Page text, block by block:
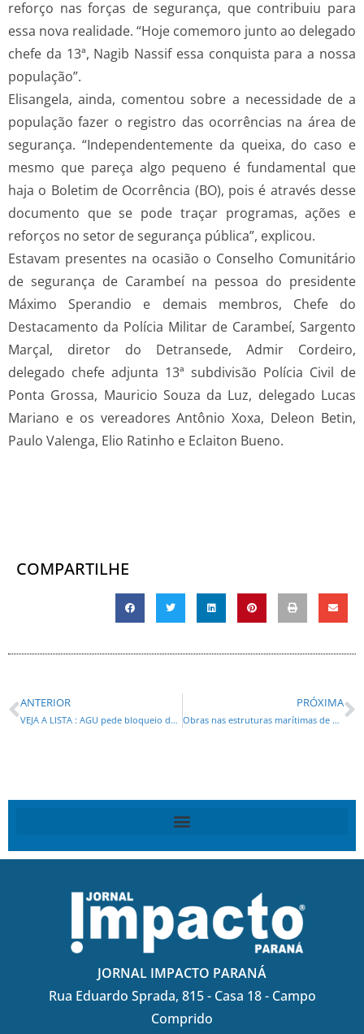
reforço nas forças de segurança, que contribuiu para
essa nova realidade. “Hoje comemoro junto ao delegado
chefe da 13ª, Nagib Nassif essa conquista para a nossa
população”.
Elisangela, ainda, comentou sobre a necessidade de a
população fazer o registro das ocorrências na área de
segurança. “Independentemente da queixa, do caso e
mesmo que pareça algo pequeno é fundamental que
haja o Boletim de Ocorrência (BO), pois é através desse
documento que se pode traçar programas, ações e
reforços no setor de segurança pública”, explicou.
Estavam presentes na ocasião o Conselho Comunitário
de segurança de Carambeí na pessoa do presidente
Máximo Sperandio e demais membros, Chefe do
Destacamento da Polícia Militar de Carambeí, Sargento
Marçal, diretor do Detransede, Admir Cordeiro,
delegado chefe adjunta 13ª subdivisão Polícia Civil de
Ponta Grossa, Mauricio Souza da Luz, delegado Lucas
Mariano e os vereadores Antônio Xoxa, Deleon Betin,
Paulo Valenga, Elio Ratinho e Eclaiton Bueno.
COMPARTILHE
ANTERIOR
VEJA A LISTA : AGU pede bloqueio de R$ 6,5 milhões de 52 pessoas e 7 empresas
PRÓXIMA
Obras nas estruturas marítimas de Matinhos estão avançadas; Pico já recebeu 218 tetrápodes
JORNAL IMPACTO PARANÁ
Rua Eduardo Sprada, 815 - Casa 18 - Campo
Comprido